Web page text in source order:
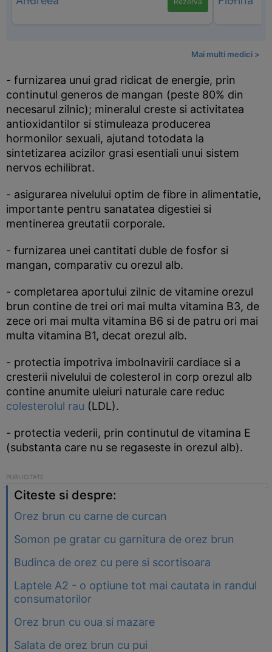
Mai multi medici >
- furnizarea unui grad ridicat de energie, prin
continutul generos de mangan (peste 80% din
necesarul zilnic); mineralul creste si activitatea
antioxidantilor si stimuleaza producerea
hormonilor sexuali, ajutand totodata la
sintetizarea acizilor grasi esentiali unui sistem
nervos echilibrat.
- asigurarea nivelului optim de fibre in alimentatie,
importante pentru sanatatea digestiei si
mentinerea greutatii corporale.
- furnizarea unei cantitati duble de fosfor si
mangan, comparativ cu orezul alb.
- completarea aportului zilnic de vitamine orezul
brun contine de trei ori mai multa vitamina B3, de
zece ori mai multa vitamina B6 si de patru ori mai
multa vitamina B1, decat orezul alb.
- protectia impotriva imbolnavirii cardiace si a
cresterii nivelului de colesterol in corp orezul alb
contine anumite uleiuri naturale care reduc
colesterolul rau (LDL).
- protectia vederii, prin continutul de vitamina E
(substanta care nu se regaseste in orezul alb).
Citeste si despre:
Orez brun cu carne de curcan
Somon pe gratar cu garnitura de orez brun
Budinca de orez cu pere si scortisoara
Laptele A2 - o optiune tot mai cautata in randul
consumatorilor
Orez brun cu oua si mazare
Salata de orez brun cu pui